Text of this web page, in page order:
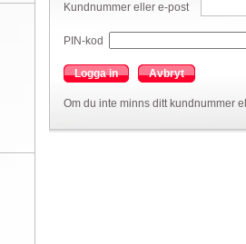
Kundnummer eller e-post
PIN-kod
Logga in Avbryt
Om du inte minns ditt kundnummer